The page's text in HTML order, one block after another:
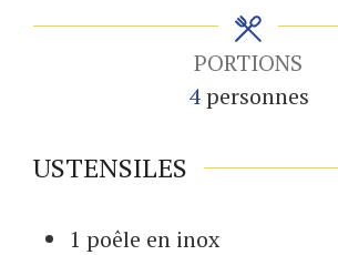
PORTIONS
4 personnes
USTENSILES
1 poêle en inox